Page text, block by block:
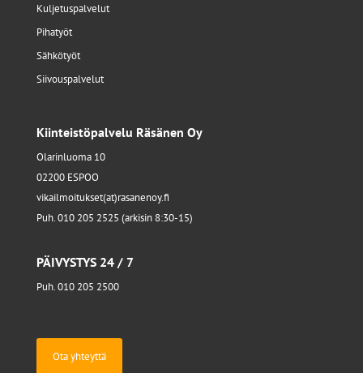
Kuljetuspalvelut
Pihatyöt
Sähkötyöt
Siivouspalvelut
Kiinteistöpalvelu Räsänen Oy
Olarinluoma 10
02200 ESPOO
vikailmoitukset(at)rasanenoy.fi
Puh. 010 205 2525 (arkisin 8:30-15)
PÄIVYSTYS 24 / 7
Puh. 010 205 2500
Ota yhteyttä